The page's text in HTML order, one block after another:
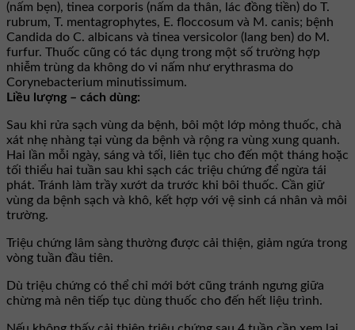
(nấm bẹn), tinea corporis (nấm da thân, lác đồng tiền) do T.
rubrum, T. mentagrophytes, E. floccosum và M. canis; bệnh
Candida do C. albicans và tinea versicolor (lang ben) do M.
furfur. Thuốc cũng có tác dụng trong một số trường hợp
nhiễm trùng da không do vi nấm như erythrasma do
Corynebacterium minutissimum.
Liều lượng – cách dùng:
Sau khi rửa sạch vùng da bệnh, bôi một lớp mỏng thuốc, chà
xát nhẹ nhàng tại vùng da bệnh và rộng ra vùng xung quanh.
Hai lần mỗi ngày, sáng và tối, liên tục cho đến một tháng hoặc
tối thiểu hai tuần sau khi sạch các triệu chứng để ngừa tái
phát. Tránh làm trầy xướt da trước khi bôi thuốc. Cần giữ
vùng da bệnh sạch và khô, kết hợp với vệ sinh cá nhân và môi
trường.
Triệu chứng lâm sàng thường được cải thiện, giảm ngứa trong
vòng tuần đầu tiên.
Dù triệu chứng có thể chỉ mới bớt cũng tránh ngưng giữa
chừng mà nên tiếp tục dùng thuốc cho đến hết liệu trình.